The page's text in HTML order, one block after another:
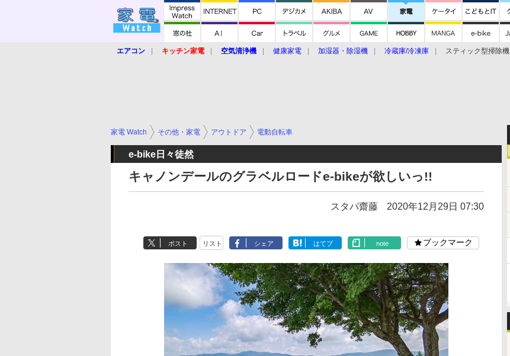
エアコン キッチン家電 空気清浄機 健康家電 加湿器・除湿機 冷蔵庫/冷凍庫 スティック型掃除機
家電 Watch その他・家電 アウトドア 電動自転車
e-bike日々徒然
キャノンデールのグラベルロードe-bikeが欲しいっ!!
スタパ齋藤 2020年12月29日 07:30
ポスト リスト シェア はてブ note ブックマーク